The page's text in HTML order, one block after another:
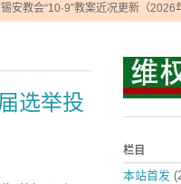
安教会“10·9”教案近况更新（2026
选举投
栏目
本站首发